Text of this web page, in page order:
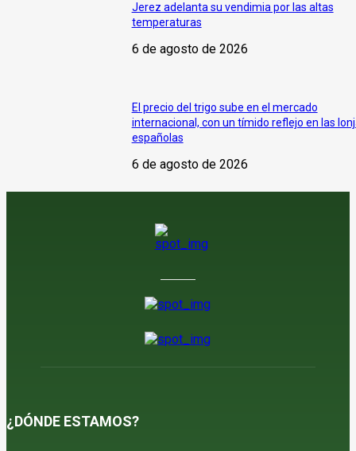
Jerez adelanta su vendimia por las altas
temperaturas
6 de agosto de 2026
El precio del trigo sube en el mercado
internacional, con un tímido reflejo en las
españolas
6 de agosto de 2026
¿DÓNDE ESTAMOS?